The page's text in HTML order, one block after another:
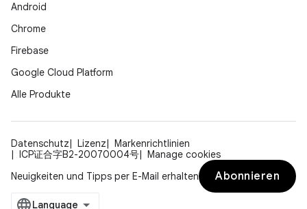
Android
Chrome
Firebase
Google Cloud Platform
Alle Produkte
Datenschutz Lizenz
Markenrichtlinien
ICP证合字B2-20070004号
Manage cookies
Neuigkeiten und Tipps per E-Mail erhalten
Abonnieren